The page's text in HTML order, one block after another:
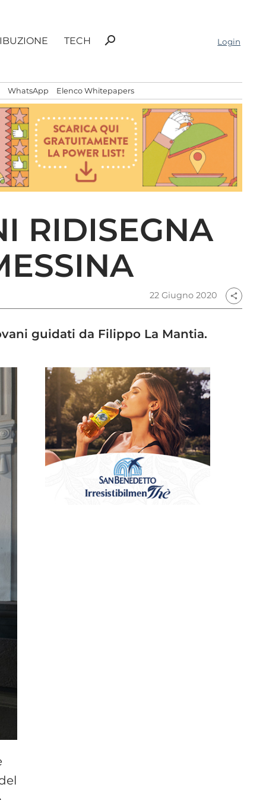
TECH
Ricerca
search Login
WhatsApp Elenco Whitepapers
RIDISEGNA
22 Giugno 2020 share
guidati da Filippo La Mantia.